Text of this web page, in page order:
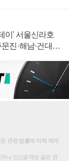
이' 서울신라호
진·해남·건대로
관련 법률에 의해 제재
나 인신공격성 글은 관